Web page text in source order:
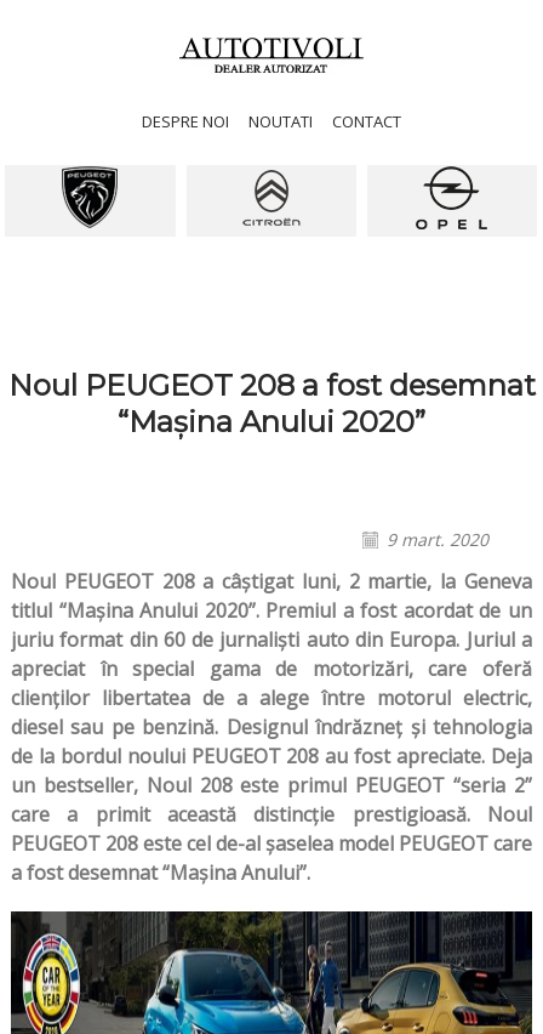
DESPRE NOI NOUTATI CONTACT
Noul PEUGEOT 208 a fost desemnat
“Mașina Anului 2020”
9 mart. 2020
Noul PEUGEOT 208 a câștigat luni, 2 martie, la Geneva
titlul “Mașina Anului 2020”. Premiul a fost acordat de un
juriu format din 60 de jurnaliști auto din Europa. Juriul a
apreciat în special gama de motorizări, care oferă
clienților libertatea de a alege între motorul electric,
diesel sau pe benzină. Designul îndrăzneț și tehnologia
de la bordul noului PEUGEOT 208 au fost apreciate. Deja
un bestseller, Noul 208 este primul PEUGEOT “seria 2”
care a primit această distincție prestigioasă. Noul
PEUGEOT 208 este cel de-al șaselea model PEUGEOT care
a fost desemnat “Mașina Anului”.